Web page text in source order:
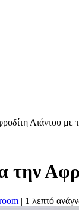
Λιάντου με
την
| 1 λεπτό